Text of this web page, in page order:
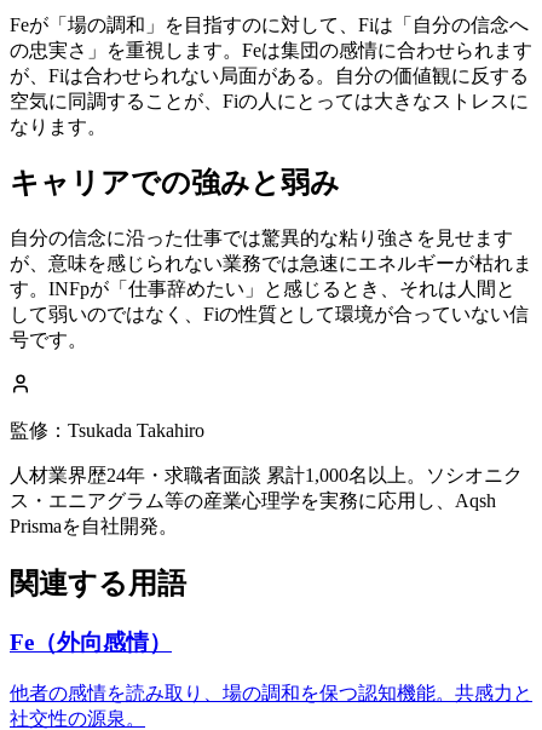
Feが「場の調和」を目指すのに対して、Fiは「自分の信念へ
の忠実さ」を重視します。Feは集団の感情に合わせられます
が、Fiは合わせられない局面がある。自分の価値観に反する
空気に同調することが、Fiの人にとっては大きなストレスに
なります。
キャリアでの強みと弱み
自分の信念に沿った仕事では驚異的な粘り強さを見せます
が、意味を感じられない業務では急速にエネルギーが枯れま
す。INFpが「仕事辞めたい」と感じるとき、それは人間と
して弱いのではなく、Fiの性質として環境が合っていない信
号です。
監修：Tsukada Takahiro
人材業界歴24年・求職者面談 累計1,000名以上。ソシオニク
ス・エニアグラム等の産業心理学を実務に応用し、Aqsh
Prismaを自社開発。
関連する用語
Fe（外向感情）
他者の感情を読み取り、場の調和を保つ認知機能。共感力と
社交性の源泉。